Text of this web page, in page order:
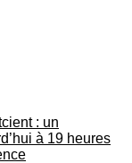
: un
à 19 heures